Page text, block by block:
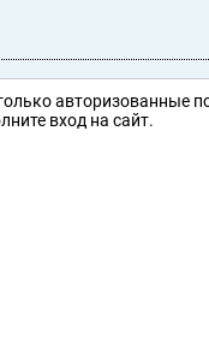
авторизованные
вход на сайт.